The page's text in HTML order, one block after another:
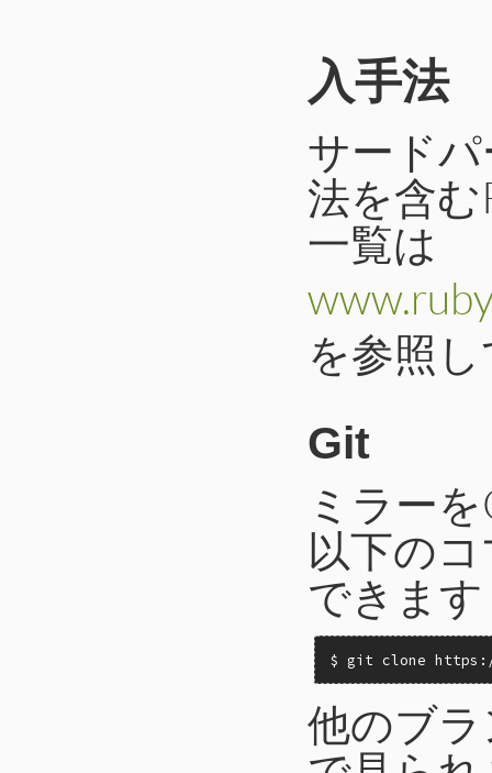
入手法
サード
法を含
一覧は
を参照
Git
ミラー
以下の
できま
$ git clone
他のブ